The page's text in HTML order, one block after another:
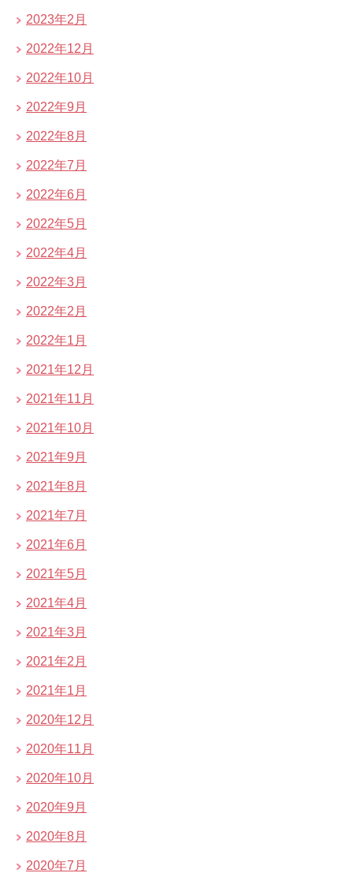
2023年2月
2022年12月
2022年10月
2022年9月
2022年8月
2022年7月
2022年6月
2022年5月
2022年4月
2022年3月
2022年2月
2022年1月
2021年12月
2021年11月
2021年10月
2021年9月
2021年8月
2021年7月
2021年6月
2021年5月
2021年4月
2021年3月
2021年2月
2021年1月
2020年12月
2020年11月
2020年10月
2020年9月
2020年8月
2020年7月